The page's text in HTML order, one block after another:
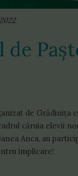
de
de Grădinița
căruia elevii
Anca, au
implicare!